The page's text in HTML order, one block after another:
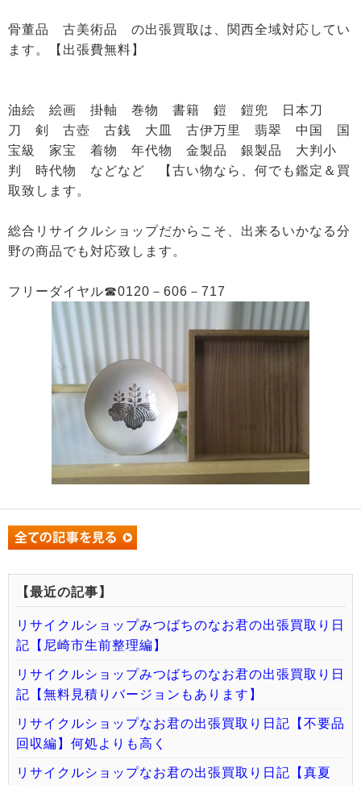
骨董品 古美術品 の出張買取は、関西全域対応してい
ます。【出張費無料】
油絵 絵画 掛軸 巻物 書籍 鎧 鎧兜 日本刀
刀 剣 古壺 古銭 大皿 古伊万里 翡翠 中国 国
宝級 家宝 着物 年代物 金製品 銀製品 大判小
判 時代物 などなど 【古い物なら、何でも鑑定＆買
取致します。
総合リサイクルショップだからこそ、出来るいかなる分
野の商品でも対応致します。
フリーダイヤル☎0120－606－717
【最近の記事】
リサイクルショップみつばちのなお君の出張買取り日
記【尼崎市生前整理編】
リサイクルショップみつばちのなお君の出張買取り日
記【無料見積りバージョンもあります】
リサイクルショップなお君の出張買取り日記【不要品
回収編】何処よりも高く
リサイクルショップなお君の出張買取り日記【真夏